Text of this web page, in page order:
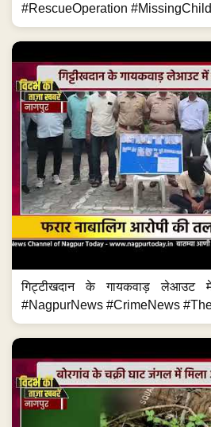
#RescueOperation
गिट्टीखदान के गायकवाड़ लेआउट
#NagpurNews #CrimeNews